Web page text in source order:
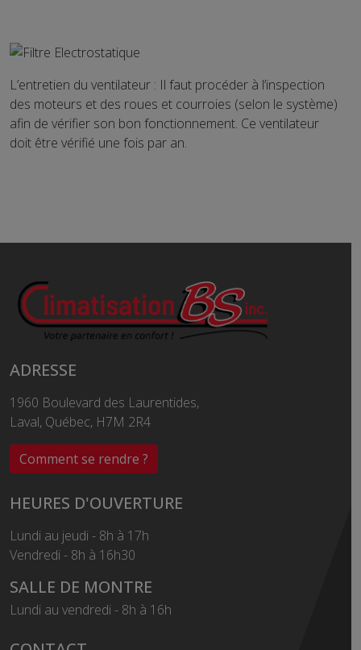
L’entretien du ventilateur : Il faut procéder à l’inspection
des moteurs et des roues et courroies (selon le système)
afin de vérifier son bon fonctionnement. Ce ventilateur
doit être vérifié une fois par an.
ADRESSE
1960 Boulevard des Laurentides,
Laval, Québec, H7M 2R4
Comment se rendre ?
HEURES D'OUVERTURE
Lundi au jeudi - 8h à 17h
Vendredi - 8h à 16h30
SALLE DE MONTRE
Lundi au vendredi - 8h à 16h